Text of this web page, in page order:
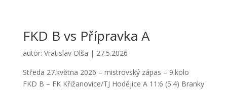
FKD B vs Přípravka A
autor: Vratislav Olša | 27.5.2026
Středa 27.května 2026 – mistrovský zápas – 9.kolo
FKD B – FK Křižanovice/TJ Hodějice A 11:6 (5:4) Branky